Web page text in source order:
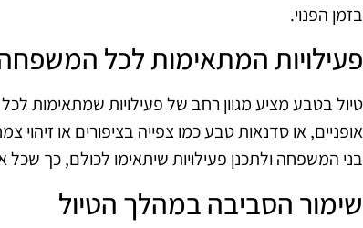
בזמן הפנוי.
פעילויות המתאימות לכל
טיול בטבע מציע מגוון רחב של פעילויות שמתאימות לכל
אופניים, או סדנאות טבע כמו צפייה בציפורים או
בני המשפחה ולתכנן פעילויות שיתאימו לכולם, כך
שימור הסביבה במהלך הטיול